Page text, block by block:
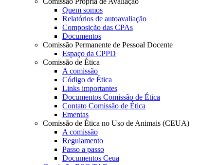
Quem somos
Relatórios de autoavaliação
Composição das CPAs
Documentos
Comissão Permanente de Pessoal Docente
Espaço da CPPD
Comissão de Ética
A comissão
Código de Ética
Links importantes
Documentos Comissão de Ética
Contato Comissão de Ética
Ementas
Comissão de Ética no Uso de Animais (CEUA)
A comissão
Regulamento
Passo a passo
Documentos Ceua